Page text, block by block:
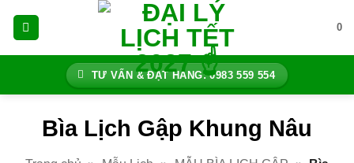
0
TƯ VẤN & ĐẶT HÀNG: 0983 559 554
Bìa Lịch Gập Khung Nâu